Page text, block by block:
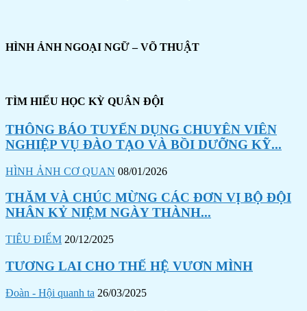
HÌNH ẢNH NGOẠI NGỮ – VÕ THUẬT
TÌM HIỂU HỌC KỲ QUÂN ĐỘI
THÔNG BÁO TUYỂN DỤNG CHUYÊN VIÊN
NGHIỆP VỤ ĐÀO TẠO VÀ BỒI DƯỠNG KỸ...
HÌNH ẢNH CƠ QUAN 08/01/2026
THĂM VÀ CHÚC MỪNG CÁC ĐƠN VỊ BỘ ĐỘI
NHÂN KỶ NIỆM NGÀY THÀNH...
TIÊU ĐIỂM 20/12/2025
TƯƠNG LAI CHO THẾ HỆ VƯƠN MÌNH
Đoàn - Hội quanh ta 26/03/2025